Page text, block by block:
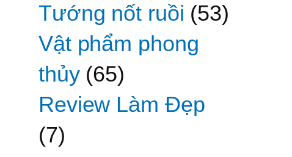
Tướng nốt ruồi (53)
Vật phẩm phong
thủy(65)
Review Làm Đẹp
(7)